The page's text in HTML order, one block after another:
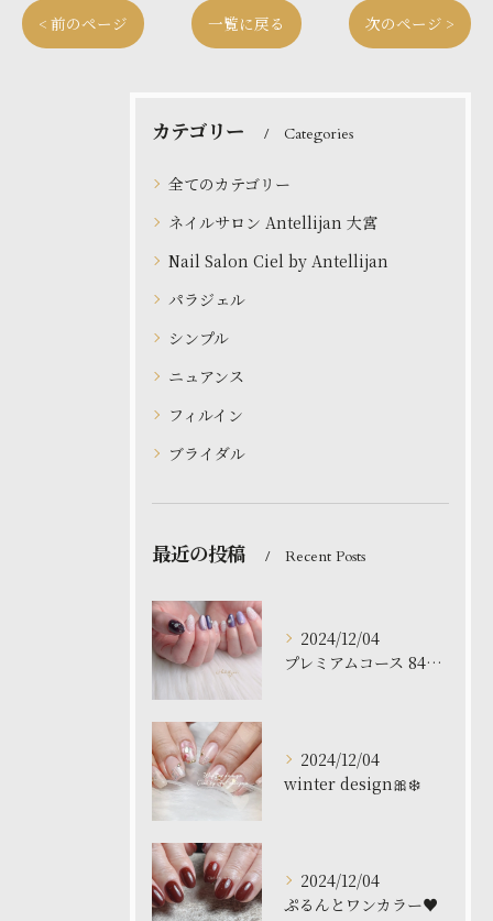
< 前のページ 一覧に戻る 次のページ >
カテゴリー Categories
全てのカテゴリー
ネイルサロン Antellijan 大宮
Nail Salon Ciel by Antellijan
パラジェル
シンプル
ニュアンス
フィルイン
ブライダル
最近の投稿 Recent Posts
2024/12/04
プレミアムコース 8480円
2024/12/04
winter design🎀❄️
2024/12/04
ぷるんとワンカラー♥️